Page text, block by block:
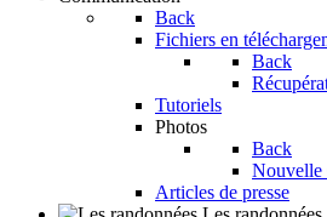
Back
Fichiers en
Back
Tutoriels
Photos
Back
Nouvelle
Articles de presse